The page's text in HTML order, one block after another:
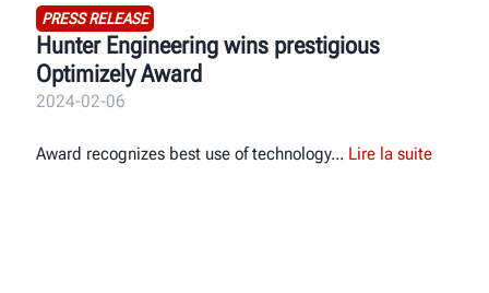
PRESS RELEASE
Hunter Engineering wins prestigious
Optimizely Award
2024-02-06
Award recognizes best use of technology Lire la suite